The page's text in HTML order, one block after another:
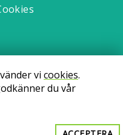
vi cookies.
du vår